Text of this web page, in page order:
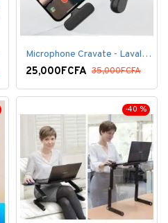
Microphone Cravate - Lavalier pour smartphone, enregistrement vidéo YouTube Live Stream K60 For Type
25,000FCFA 35,000FCFA
-40 %